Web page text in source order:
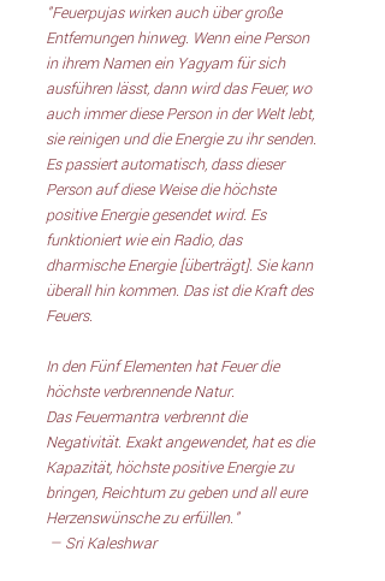
"Feuerpujas wirken auch über große
Entfernungen hinweg. Wenn eine Person
in ihrem Namen ein Yagyam für sich
ausführen lässt, dann wird das Feuer, wo
auch immer diese Person in der Welt lebt,
sie reinigen und die Energie zu ihr senden.
Es passiert automatisch, dass dieser
Person auf diese Weise die höchste
positive Energie gesendet wird. Es
funktioniert wie ein Radio, das
dharmische Energie [überträgt]. Sie kann
überall hin kommen. Das ist die Kraft des
Feuers.
In den Fünf Elementen hat Feuer die
höchste verbrennende Natur.
Das Feuermantra verbrennt die
Negativität. Exakt angewendet, hat es die
Kapazität, höchste positive Energie zu
bringen, Reichtum zu geben und all eure
Herzenswünsche zu erfüllen."
— Sri Kaleshwar